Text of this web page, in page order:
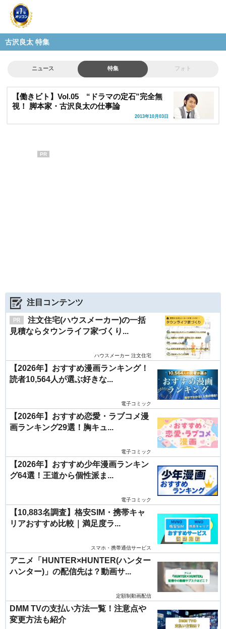
古沢良太 特集
ニュース 特集 フォト
【働きビト】Vol.05 “ドラマの定石”完全無
視！ 脚本家・古沢良太の仕事論
2013年10月03日
PR
注目コンテンツ
注文住宅(ハウスメーカー)の一括
見積ならタウンライフ家づくり...
ハウスメーカー 注文住宅
【2026年】おすすめ漫画ランキング！
読者10,564人が選ぶ好きな...
電子コミック
【2026年】おすすめ恋愛・ラブコメ漫
画ランキング29選！胸キュ...
電子コミック
【2026年】おすすめ少年漫画ランキン
グ64選！王道から個性派ま...
電子コミック
【10,883名調査】格安SIM・携帯キャ
リアおすすめ比較｜満足度ラ...
スマホ・携帯通信サービス
アニメ「HUNTER×HUNTER(ハンター
ハンター)」の配信先は？動画サ...
定額制動画配信
DMM TVの支払い方法一覧！注意点や
変更方法も紹介